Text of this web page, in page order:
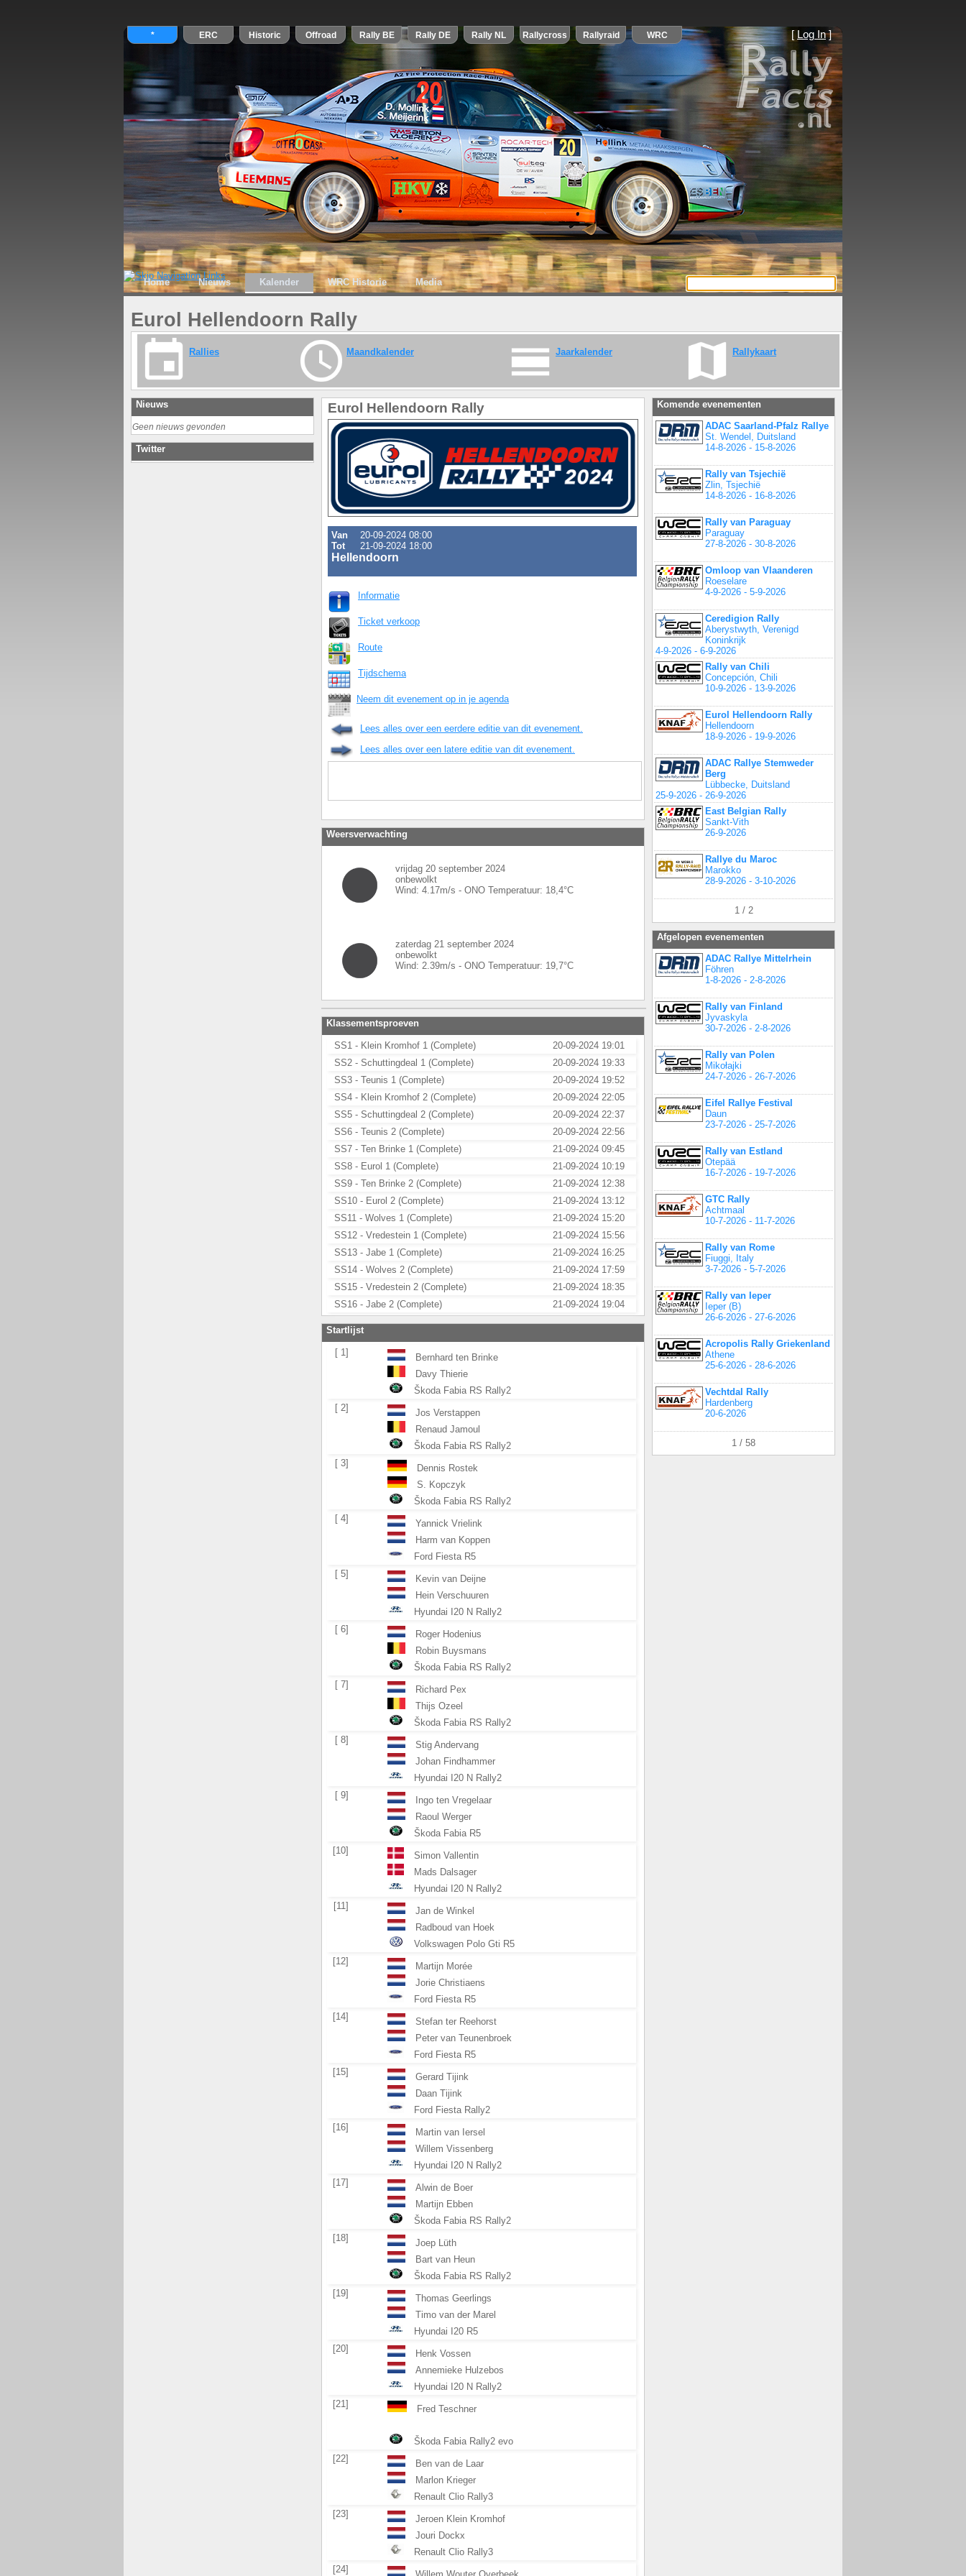
[ Log In]
Home Nieuws Kalender WRC Historie Media
Eurol Hellendoorn Rally
Rallies Maandkalender Jaarkalender Rallykaart
Nieuws
Geen nieuws gevonden
Twitter
Eurol Hellendoorn Rally
Van
20-09-2024 08:00
Tot
21-09-2024 18:00
Hellendoorn
Informatie
Ticket verkoop
Route
Tijdschema
Neem dit evenement op in je agenda
Lees alles over een eerdere editie van dit evenement.
Lees alles over een latere editie van dit evenement.
Weersverwachting
vrijdag 20 september 2024
onbewolkt
Wind: 4.17m/s - ONO Temperatuur: 18,4°C
zaterdag 21 september 2024
onbewolkt
Wind: 2.39m/s - ONO Temperatuur: 19,7°C
Klassementsproeven
SS1 - Klein Kromhof 1 (Complete)
20-09-2024 19:01
SS2 - Schuttingdeal 1 (Complete)
20-09-2024 19:33
SS3 - Teunis 1 (Complete)
20-09-2024 19:52
SS4 - Klein Kromhof 2 (Complete)
20-09-2024 22:05
SS5 - Schuttingdeal 2 (Complete)
20-09-2024 22:37
SS6 - Teunis 2 (Complete)
20-09-2024 22:56
SS7 - Ten Brinke 1 (Complete)
21-09-2024 09:45
SS8 - Eurol 1 (Complete)
21-09-2024 10:19
SS9 - Ten Brinke 2 (Complete)
21-09-2024 12:38
SS10 - Eurol 2 (Complete)
21-09-2024 13:12
SS11 - Wolves 1 (Complete)
21-09-2024 15:20
SS12 - Vredestein 1 (Complete)
21-09-2024 15:56
SS13 - Jabe 1 (Complete)
21-09-2024 16:25
SS14 - Wolves 2 (Complete)
21-09-2024 17:59
SS15 - Vredestein 2 (Complete)
21-09-2024 18:35
SS16 - Jabe 2 (Complete)
21-09-2024 19:04
Startlijst
[ 1]
Bernhard ten Brinke
Davy Thierie
Škoda Fabia RS Rally2
[ 2]
Jos Verstappen
Renaud Jamoul
Škoda Fabia RS Rally2
[ 3]
Dennis Rostek
S. Kopczyk
Škoda Fabia RS Rally2
[ 4]
Yannick Vrielink
Harm van Koppen
Ford Fiesta R5
[ 5]
Kevin van Deijne
Hein Verschuuren
Hyundai I20 N Rally2
[ 6]
Roger Hodenius
Robin Buysmans
Škoda Fabia RS Rally2
[ 7]
Richard Pex
Thijs Ozeel
Škoda Fabia RS Rally2
[ 8]
Stig Andervang
Johan Findhammer
Hyundai I20 N Rally2
[ 9]
Ingo ten Vregelaar
Raoul Werger
Škoda Fabia R5
[10]
Simon Vallentin
Mads Dalsager
Hyundai I20 N Rally2
[11]
Jan de Winkel
Radboud van Hoek
Volkswagen Polo Gti R5
[12]
Martijn Morée
Jorie Christiaens
Ford Fiesta R5
[14]
Stefan ter Reehorst
Peter van Teunenbroek
Ford Fiesta R5
[15]
Gerard Tijink
Daan Tijink
Ford Fiesta Rally2
[16]
Martin van Iersel
Willem Vissenberg
Hyundai I20 N Rally2
[17]
Alwin de Boer
Martijn Ebben
Škoda Fabia RS Rally2
[18]
Joep Lüth
Bart van Heun
Škoda Fabia RS Rally2
[19]
Thomas Geerlings
Timo van der Marel
Hyundai I20 R5
[20]
Henk Vossen
Annemieke Hulzebos
Hyundai I20 N Rally2
[21]
Fred Teschner
Škoda Fabia Rally2 evo
[22]
Ben van de Laar
Marlon Krieger
Renault Clio Rally3
[23]
Jeroen Klein Kromhof
Jouri Dockx
Renault Clio Rally3
[24]
Komende evenementen
ADAC Saarland-Pfalz Rallye
St. Wendel, Duitsland
14-8-2026 - 15-8-2026
Rally van Tsjechië
Zlin, Tsjechië
14-8-2026 - 16-8-2026
Rally van Paraguay
Paraguay
27-8-2026 - 30-8-2026
Omloop van Vlaanderen
Roeselare
4-9-2026 - 5-9-2026
Ceredigion Rally
Aberystwyth, Verenigd
Koninkrijk
4-9-2026 - 6-9-2026
Rally van Chili
Concepción, Chili
10-9-2026 - 13-9-2026
Eurol Hellendoorn Rally
Hellendoorn
18-9-2026 - 19-9-2026
ADAC Rallye Stemweder
Berg
Lübbecke, Duitsland
25-9-2026 - 26-9-2026
East Belgian Rally
Sankt-Vith
26-9-2026
Rallye du Maroc
Marokko
28-9-2026 - 3-10-2026
1 / 2
Afgelopen evenementen
ADAC Rallye Mittelrhein
Föhren
1-8-2026 - 2-8-2026
Rally van Finland
Jyvaskyla
30-7-2026 - 2-8-2026
Rally van Polen
Mikołajki
24-7-2026 - 26-7-2026
Eifel Rallye Festival
Daun
23-7-2026 - 25-7-2026
Rally van Estland
Otepää
16-7-2026 - 19-7-2026
GTC Rally
Achtmaal
10-7-2026 - 11-7-2026
Rally van Rome
Fiuggi, Italy
3-7-2026 - 5-7-2026
Rally van Ieper
Ieper (B)
26-6-2026 - 27-6-2026
Acropolis Rally Griekenland
Athene
25-6-2026 - 28-6-2026
Vechtdal Rally
Hardenberg
20-6-2026
1 / 58